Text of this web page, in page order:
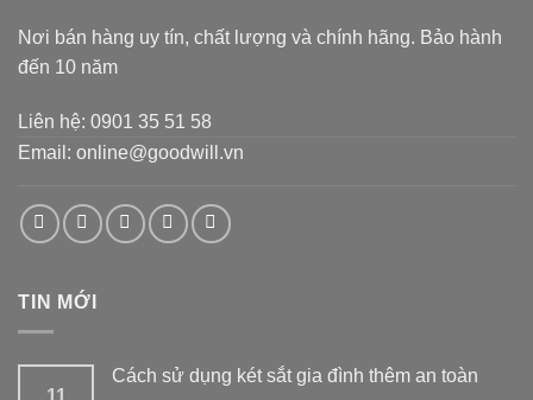
Nơi bán hàng uy tín, chất lượng và chính hãng. Bảo hành
đến 10 năm
Liên hệ: 0901 35 51 58
Email: online@goodwill.vn
TIN MỚI
11
Cách sử dụng két sắt gia đình thêm an toàn